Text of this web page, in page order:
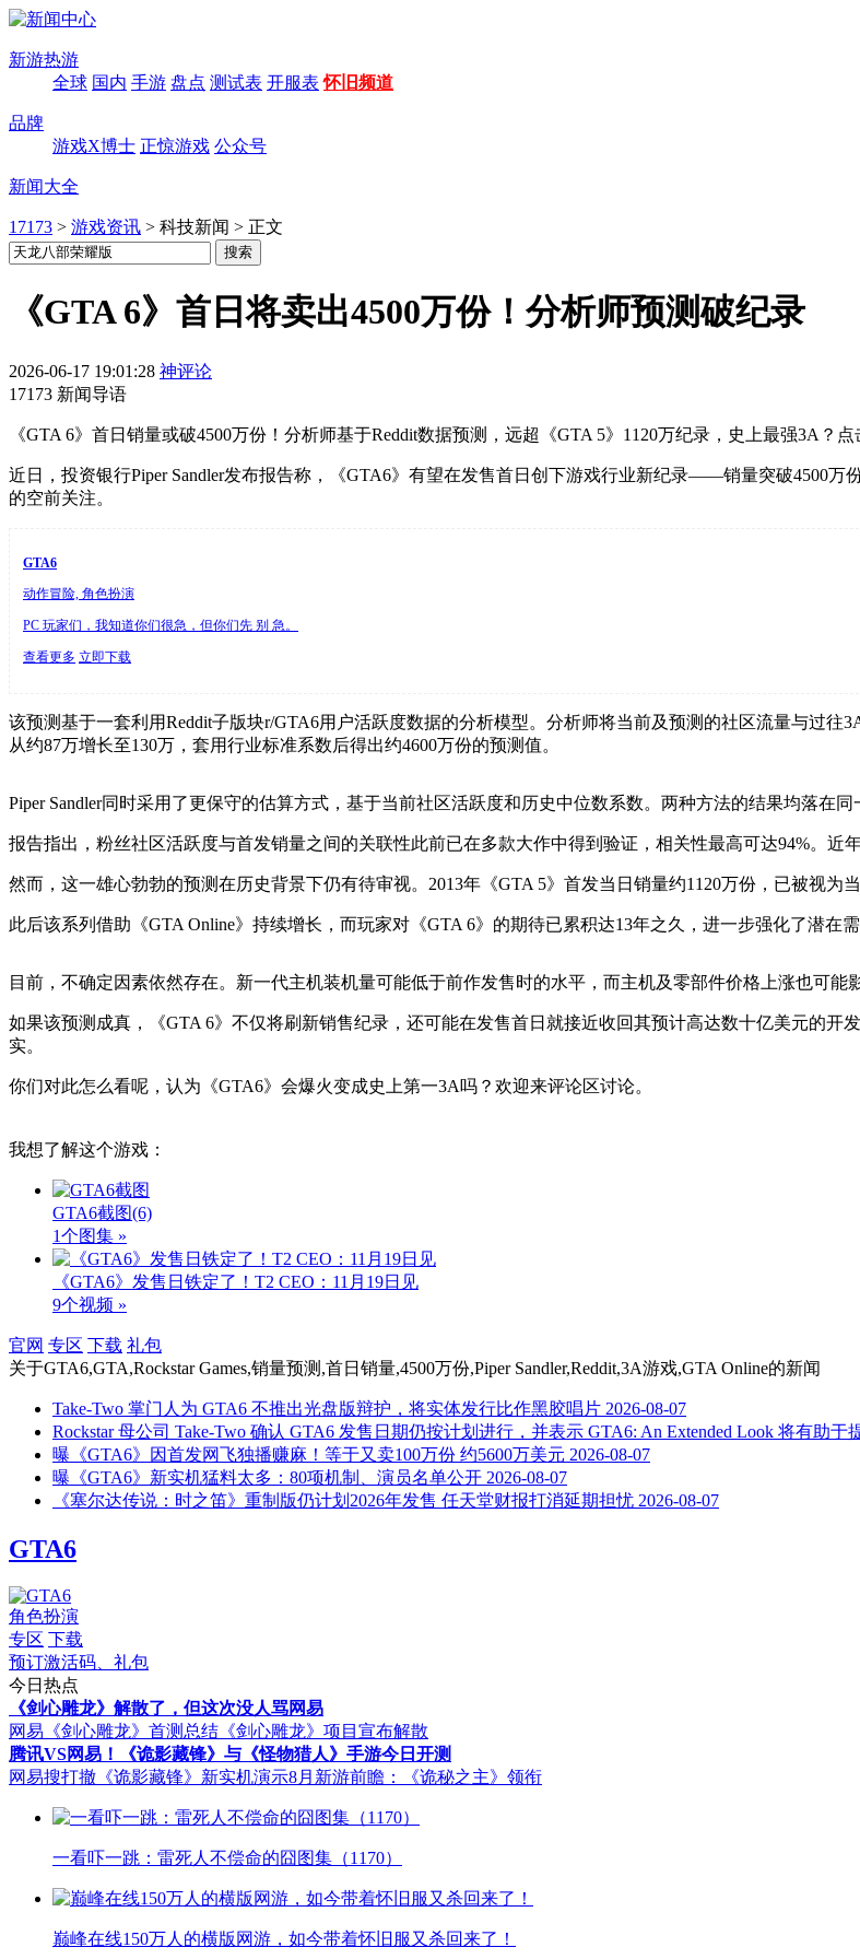
新游热游
全球 国内 手游 盘点 测试表 开服表 怀旧频道
品牌
游戏X博士 正惊游戏 公众号
新闻大全
17173 > 游戏资讯 > 科技新闻 > 正文
《GTA 6》首日将卖出4500万份！分析师预测破纪录
2026-06-17 19:01:28 神评论
17173 新闻导语
《GTA 6》首日销量或破4500万份！分析师基于Reddit数据预测，远超《GTA 5》1120万纪录，史上最强3A？点
近日，投资银行Piper Sandler发布报告称，《GTA6》有望在发售首日创下游戏行业新纪录——销量突破4500万
的空前关注。
GTA6
动作冒险, 角色扮演
PC 玩家们，我知道你们很急，但你们先 别 急。
查看更多 立即下载
该预测基于一套利用Reddit子版块r/GTA6用户活跃度数据的分析模型。分析师将当前及预测的社区流量与过
从约87万增长至130万，套用行业标准系数后得出约4600万份的预测值。
Piper Sandler同时采用了更保守的估算方式，基于当前社区活跃度和历史中位数系数。两种方法的结果均落在
报告指出，粉丝社区活跃度与首发销量之间的关联性此前已在多款大作中得到验证，相关性最高可达94%。近
然而，这一雄心勃勃的预测在历史背景下仍有待审视。2013年《GTA 5》首发当日销量约1120万份，已被视为
此后该系列借助《GTA Online》持续增长，而玩家对《GTA 6》的期待已累积达13年之久，进一步强化了潜在需
目前，不确定因素依然存在。新一代主机装机量可能低于前作发售时的水平，而主机及零部件价格上涨也可能
如果该预测成真，《GTA 6》不仅将刷新销售纪录，还可能在发售首日就接近收回其预计高达数十亿美元的
实。
你们对此怎么看呢，认为《GTA6》会爆火变成史上第一3A吗？欢迎来评论区讨论。
我想了解这个游戏：
GTA6截图(6)
1个图集 »
《GTA6》发售日铁定了！T2 CEO：11月19日见
9个视频 »
官网 专区 下载 礼包
关于GTA6,GTA,Rockstar Games,销量预测,首日销量,4500万份,Piper Sandler,Reddit,3A游戏,GTA Online的新闻
Take-Two 掌门人为 GTA6 不推出光盘版辩护，将实体发行比作黑胶唱片 2026-08-07
Rockstar 母公司 Take-Two 确认 GTA6 发售日期仍按计划进行，并表示 GTA6: An Extended Look 将有助于
曝《GTA6》因首发网飞独播赚麻！等于又卖100万份 约5600万美元 2026-08-07
曝《GTA6》新实机猛料太多：80项机制、演员名单公开 2026-08-07
《塞尔达传说：时之笛》重制版仍计划2026年发售 任天堂财报打消延期担忧 2026-08-07
GTA6
角色扮演
专区 下载
预订激活码、礼包
今日热点
《剑心雕龙》解散了，但这次没人骂网易
网易《剑心雕龙》首测总结 《剑心雕龙》项目宣布解散
腾讯VS网易！《诡影藏锋》与《怪物猎人》手游今日开测
网易搜打撤《诡影藏锋》新实机演示8月新游前瞻：《诡秘之主》领衔
一看吓一跳：雷死人不偿命的囧图集（1170）
巅峰在线150万人的横版网游，如今带着怀旧服又杀回来了！